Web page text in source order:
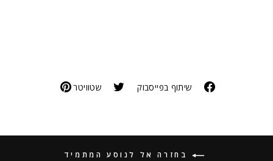
שיתוף בפייסבוק שטוויטר
בחזרה אל לנוסע המתמיד